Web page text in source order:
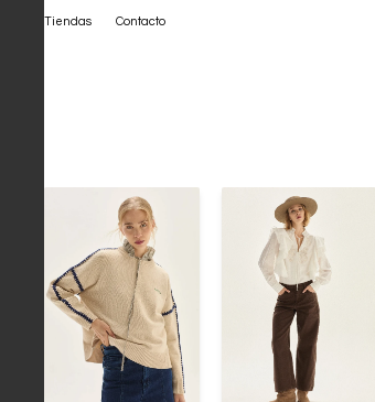
Tiendas Contacto